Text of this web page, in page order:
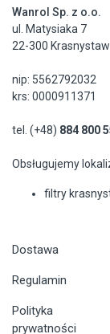
Wanrol Sp. z o.o.
ul. Matysiaka 7
22-300 Krasnystaw
nip: 5562792032
krs: 0000911371
tel. (+48) 884 800
Obsługujemy
filtry
Dostawa
Regulamin
Polityka
prywatności